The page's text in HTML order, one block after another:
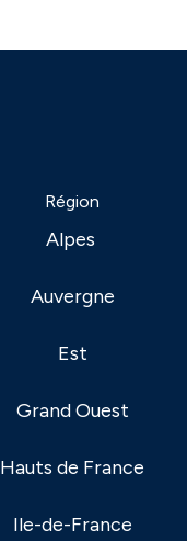
Région
Alpes
Auvergne
Est
Grand Ouest
Hauts de France
Ile-de-France